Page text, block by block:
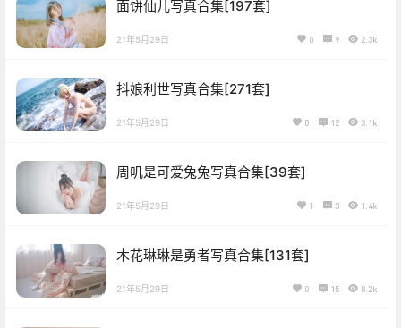
面饼仙儿写真合集[197套]
21年5月29日 0 9 2.3k
抖娘利世写真合集[271套]
21年5月29日 0 12 3.1k
周叽是可爱兔兔写真合集[39套]
21年5月29日 1 3 1.4k
木花琳琳是勇者写真合集[131套]
21年5月29日 0 15 8.2k